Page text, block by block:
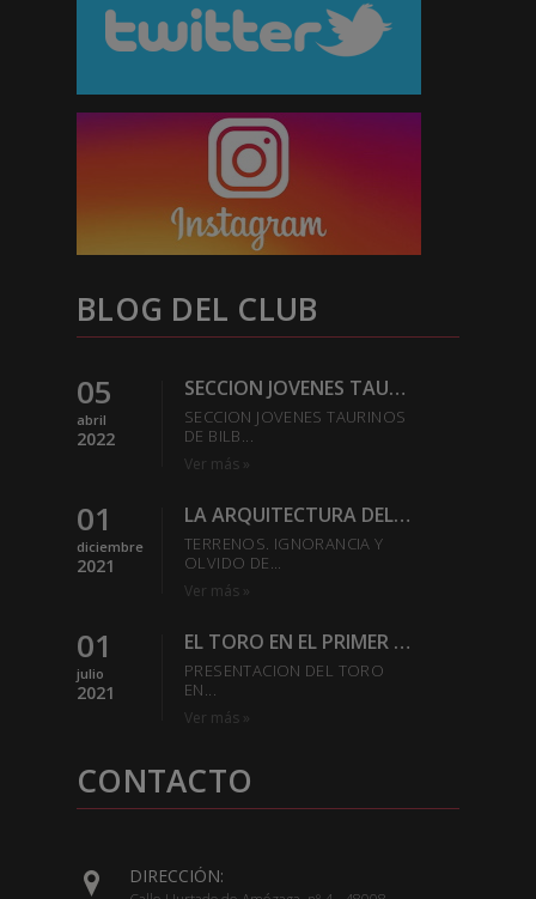
BLOG DEL CLUB
05
abril
2022
SECCION JOVENES TAURINOS DE BILBAO DEL EXCMO CLUB
SECCION JOVENES TAURINOS
DE BILB...
Ver más »
01
diciembre
2021
LA ARQUITECTURA DEL REDONDEL-SABER ESTAR EN LA PLAZA
TERRENOS. IGNORANCIA Y
OLVIDO DE...
Ver más »
01
julio
2021
EL TORO EN EL PRIMER TERCIO
PRESENTACION DEL TORO
EN...
Ver más »
CONTACTO
DIRECCIÓN: